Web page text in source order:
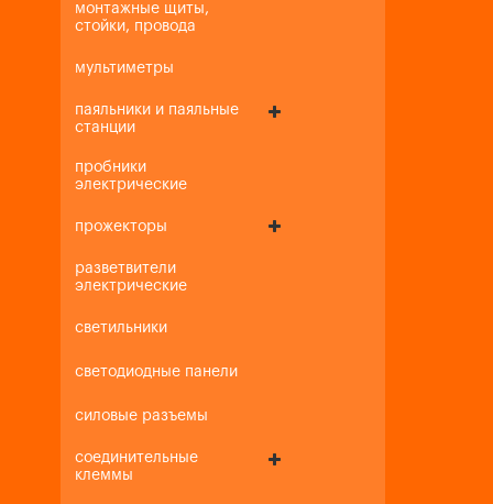
монтажные щиты,
стойки, провода
мультиметры
паяльники и паяльные
станции
пробники
электрические
прожекторы
разветвители
электрические
светильники
светодиодные панели
силовые разъемы
соединительные
клеммы